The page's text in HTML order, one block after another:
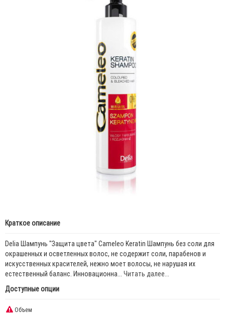
Краткое описание
Delia Шампунь "Защита цвета" Cameleo Keratin Шампунь без соли для
окрашенных и осветленных волос, не содержит соли, парабенов и
искусственных красителей, нежно моет волосы, не нарушая их
естественный баланс. Инновационна... Читать далее...
Доступные опции
Объем